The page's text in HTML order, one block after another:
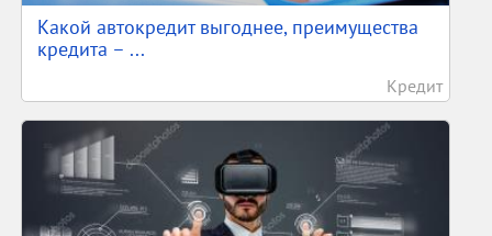
Какой автокредит выгоднее, преимущества
кредита – ...
Кредит